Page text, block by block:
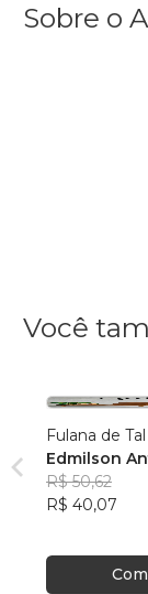
Sobre o
Você
Fulana de Tal
Edmilson
Tavares
R$ 50,62
R$ 40,07